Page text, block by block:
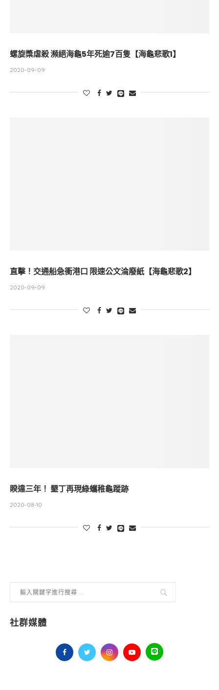
螺旋槳虐殺 瀕絕海龜5年死逾7百隻【海龜悲歌1】
2020-09-09
直擊！交通船急衝港口 限速公文淪廢紙【海龜悲歌2】
2020-09-09
睽違三年！ 墾丁再現綠蠵稚龜蹤跡
2020-08-10
社群媒體